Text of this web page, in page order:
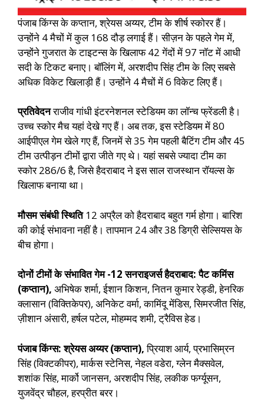
पंजाब किंग्स के कप्तान, श्रेयस अय्यर, टीम के शीर्ष स्कोरर हैं।
उन्होंने 4 मैचों में कुल 168 दौड़ लगाई हैं। सीज़न के पहले गेम में,
उन्होंने गुजरात के टाइटन्स के खिलाफ 42 गेंदों में 97 नॉट में आधी
सदी के टिकट बनाए। बॉलिंग में, अरशदीप सिंह टीम के लिए सबसे
अधिक विकेट खिलाड़ी हैं। उन्होंने 4 मैचों में 6 विकेट लिए हैं।
प्रतिवेदनराजीव गांधी इंटरनेशनल स्टेडियम का लॉन्च फ्रेंडली है।
उच्च स्कोर मैच यहां देखे गए हैं। अब तक, इस स्टेडियम में 80
आईपीएल गेम खेले गए हैं, जिनमें से 35 गेम पहली बैटिंग टीम और 45
टीम उत्पीड़न टीमों द्वारा जीते गए थे। यहां सबसे ज्यादा टीम का
स्कोर 286/6 है, जिसे हैदराबाद ने इस साल राजस्थान रॉयल्स के
खिलाफ बनाया था।
मौसम संबंधी स्थिति12 अप्रैल को हैदराबाद बहुत गर्म होगा। बारिश
की कोई संभावना नहीं है। तापमान 24 और 38 डिग्री सेल्सियस के
बीच होगा।
दोनों टीमों के संभावित गेम -12 सनराइजर्स हैदराबाद: पैट कमिंस
(कप्तान), अभिषेक शर्मा, ईशान किशन, नितन कुमार रेड्डी, हेनरिक
क्लासान (विक्तिकेपर), अनिकेट वर्मा, कामिंदू मेंडिस, सिमरजीत सिंह,
ज़ीशान अंसारी, हर्षल पटेल, मोहम्मद शमी, ट्रैविस हेड।
पंजाब किंग्स: श्रेयस अय्यर (कप्तान),प्रियाश आर्य, प्रभासिम्रन
सिंह (विक्टकीपर), मार्कस स्टेनिस, नेहल वडेरा, ग्लेन मैक्सवेल,
शशांक सिंह, मार्को जानसन, अरशदीप सिंह, लकीक फर्ग्यूसन,
युजवेंद्र चौहल, हरप्रीत बरर।